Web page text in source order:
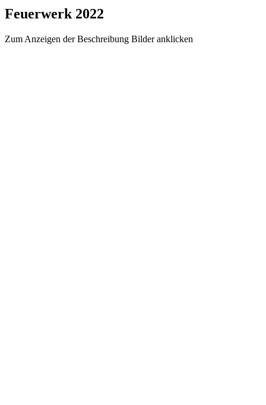
Feuerwerk 2022
Zum Anzeigen der Beschreibung Bilder anklicken